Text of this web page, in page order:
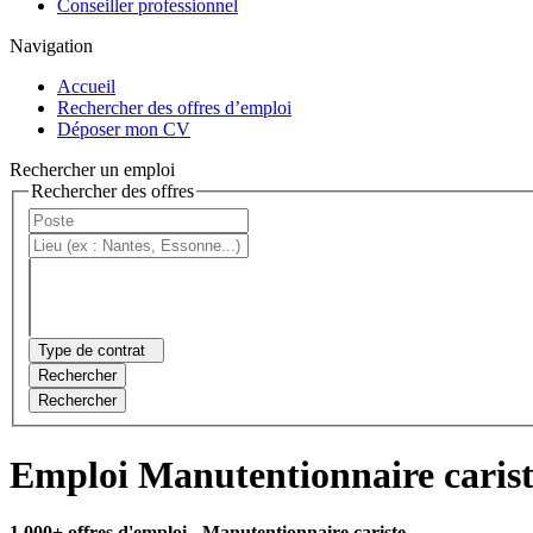
Conseiller professionnel
Navigation
Accueil
Rechercher des offres d’emploi
Déposer mon CV
Rechercher un emploi
Rechercher des offres
Type de contrat
Rechercher
Rechercher
Emploi Manutentionnaire